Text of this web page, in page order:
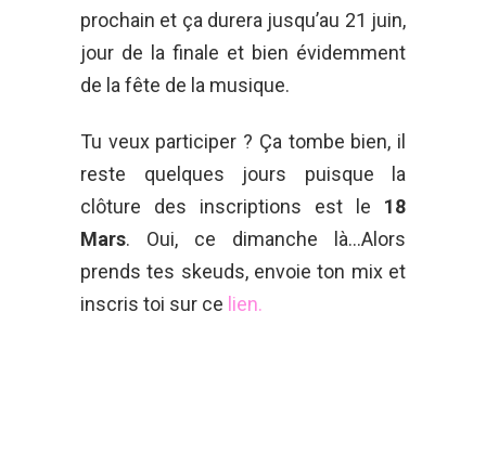
prochain et ça durera jusqu’au 21 juin,
jour de la finale et bien évidemment
de la fête de la musique.
Tu veux participer ? Ça tombe bien, il
reste quelques jours puisque la
clôture des inscriptions est le 18
Mars. Oui, ce dimanche là…Alors
prends tes skeuds, envoie ton mix et
inscris toi sur ce lien.